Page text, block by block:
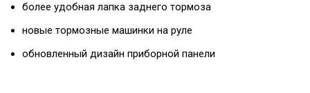
более удобная лапка заднего тормоза
новые тормозные машинки на руле
обновленный дизайн приборной панели